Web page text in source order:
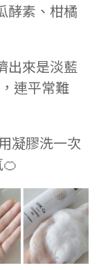
酵素、柑橘
出來是淡藍
連平常難
凝膠洗一次